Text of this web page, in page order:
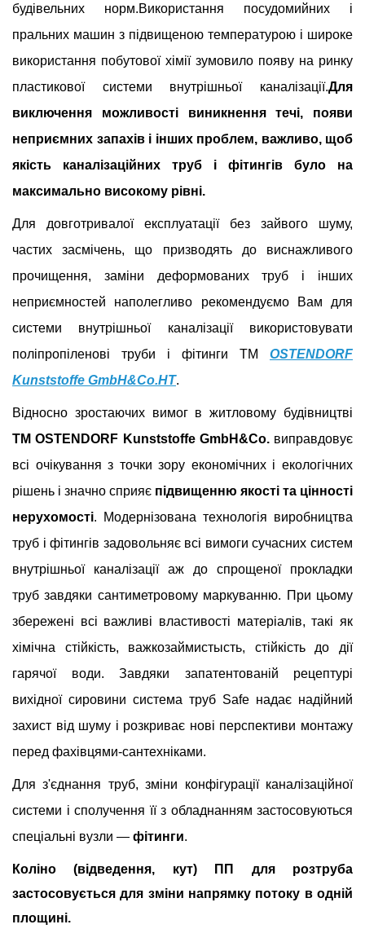
будівельних норм.Використання посудомийних і
пральних машин з підвищеною температурою і широке
використання побутової хімії зумовило появу на ринку
пластикової системи внутрішньої каналізації.Для
виключення можливості виникнення течі, появи
неприємних запахів і інших проблем, важливо, щоб
якість каналізаційних труб і фітингів було на
максимально високому рівні.
Для довготривалої експлуатації без зайвого шуму,
частих засмічень, що призводять до виснажливого
прочищення, заміни деформованих труб і інших
неприємностей наполегливо рекомендуємо Вам для
системи внутрішньої каналізації використовувати
поліпропіленові труби і фітинги ТМ OSTENDORF
Kunststoffe GmbH&Co.HT.
Відносно зростаючих вимог в житловому будівництві
ТМOSTENDORF Kunststoffe GmbH&Co.виправдовує
всі очікування з точки зору економічних і екологічних
рішень і значно сприяє підвищенню якості та цінності
нерухомості. Модернізована технологія виробництва
труб і фітингів задовольняє всі вимоги сучасних систем
внутрішньої каналізації аж до спрощеної прокладки
труб завдяки сантиметровому маркуванню. При цьому
збережені всі важливі властивості матеріалів, такі як
хімічна стійкість, важкозаймистысть, стійкість до дії
гарячої води. Завдяки запатентованій рецептурі
вихідної сировини система труб Safe надає надійний
захист від шуму і розкриває нові перспективи монтажу
перед фахівцями-сантехніками.
Для з'єднання труб, зміни конфігурації каналізаційної
системи і сполучення її з обладнанням застосовуються
спеціальні вузли — фітинги.
Коліно (відведення, кут) ПП для розтруба
застосовується для зміни напрямку потоку в одній
площині.